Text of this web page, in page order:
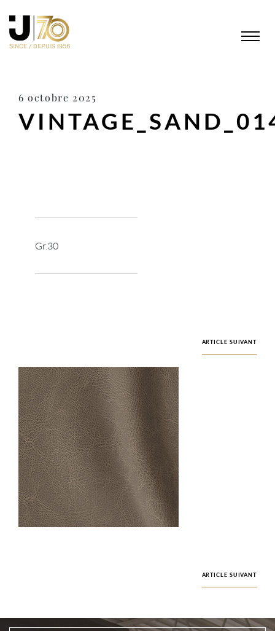
6 octobre 2025
Gr.30
ARTICLE SUIVANT
ARTICLE SUIVANT